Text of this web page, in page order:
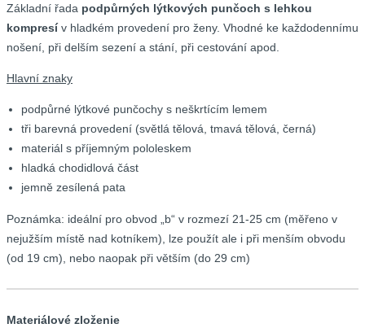
Základní řada podpůrných lýtkových punčoch s lehkou
kompresív hladkém provedení pro ženy. Vhodné ke každodennímu
nošení, při delším sezení a stání, při cestování apod.
Hlavní znaky
podpůrné lýtkové punčochy s neškrtícím lemem
tři barevná provedení (světlá tělová, tmavá tělová, černá)
materiál s příjemným pololeskem
hladká chodidlová část
jemně zesílená pata
Poznámka: ideální pro obvod „b“ v rozmezí 21-25 cm (měřeno v
nejužším místě nad kotníkem), lze použít ale i při menším obvodu
(od 19 cm), nebo naopak při větším (do 29 cm)
Materiálové zloženie